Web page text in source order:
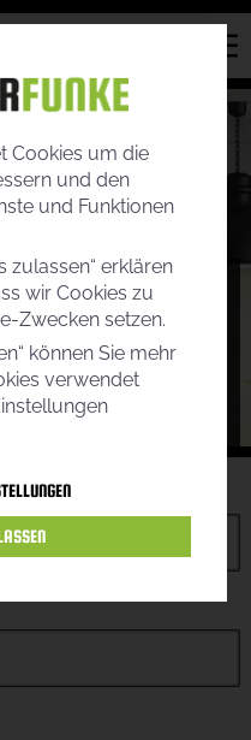
Cookies um die
und den
und Funktionen
zulassen“ erklären
wir Cookies zu
Zwecken setzen.
können Sie mehr
verwendet
Sie bitte folgendes
Daten zu
gewährleisten, teilen
die Sie bei der